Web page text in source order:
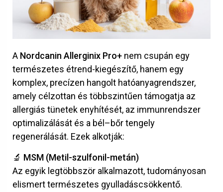
A Nordcanin Allerginix Pro+ nem csupán egy
természetes étrend-kiegészítő, hanem egy
komplex, precízen hangolt hatóanyagrendszer,
amely célzottan és többszintűen támogatja az
allergiás tünetek enyhítését, az immunrendszer
optimalizálását és a bél–bőr tengely
regenerálását. Ezek alkotják:
🔬 MSM (Metil-szulfonil-metán)
Az egyik legtöbbször alkalmazott, tudományosan
elismert természetes gyulladáscsökkentő.